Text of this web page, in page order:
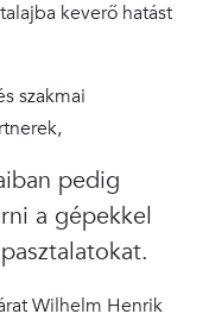
keverő hatást
szakmai
pedig
a gépekkel
Wilhelm Henrik